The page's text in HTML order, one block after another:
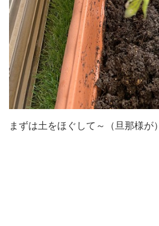
まずは土をほぐして～（旦那様が）